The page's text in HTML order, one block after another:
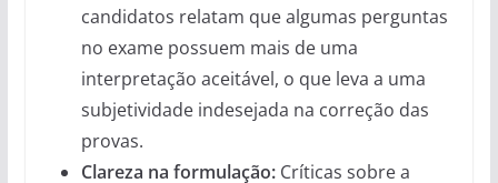
candidatos relatam que algumas perguntas
no exame possuem mais de uma
interpretação aceitável, o que leva a uma
subjetividade indesejada na correção das
provas.
Clareza na formulação:Críticas sobre a